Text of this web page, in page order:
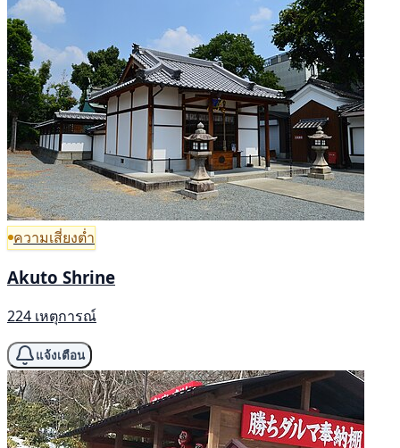
ความเสี่ยงต่ำ
Akuto Shrine
224 เหตุการณ์
แจ้งเตือน